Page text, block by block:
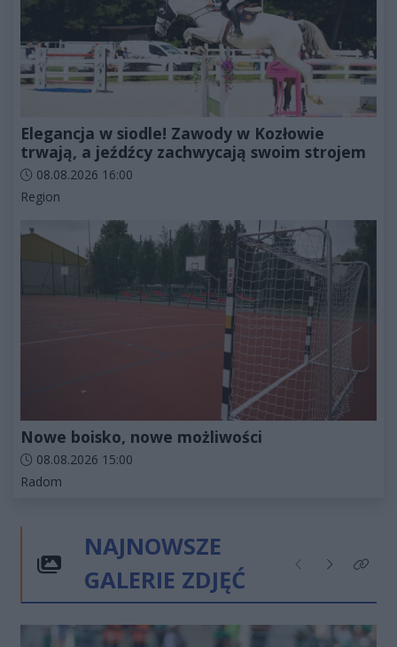
Elegancja w siodle! Zawody w Kozłowie
trwają, a jeźdźcy zachwycają swoim strojem
Data dodania artykułu:
08.08.2026 16:00
Kategorie artykułu:
Region
Nowe boisko, nowe możliwości
Data dodania artykułu:
08.08.2026 15:00
Kategorie artykułu:
Radom
NAJNOWSZE
GALERIE ZDJĘĆ
Poprzednie
NastępneKliknij